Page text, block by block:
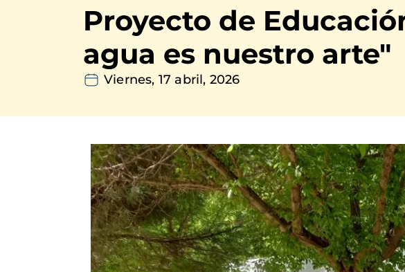
navegación
Proyecto de
agua es nuestro arte"
Viernes, 17 abril, 2026